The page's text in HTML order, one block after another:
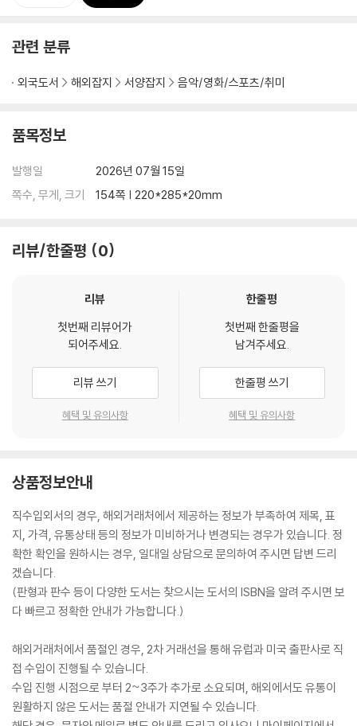
관련 분류
외국도서 해외잡지 서양잡지 음악/영화/스포츠/취미
품목정보
발행일
2026년 07월 15일
쪽수, 무게, 크기
154쪽 | 220*285*20mm
리뷰/한줄평 0
리뷰
첫번째 리뷰어가
되어주세요.
리뷰 쓰기
혜택 및 유의사항
한줄평
첫번째 한줄평을
남겨주세요.
한줄평 쓰기
혜택 및 유의사항
상품정보안내
직수입외서의 경우, 해외거래처에서 제공하는 정보가 부족하여 제목, 표
지, 가격, 유통상태 등의 정보가 미비하거나 변경되는 경우가 있습니다. 정
확한 확인을 원하시는 경우, 일대일 상담으로 문의하여 주시면 답변 드리
겠습니다.
(판형과 판수 등이 다양한 도서는 찾으시는 도서의 ISBN을 알려 주시면 보
다 빠르고 정확한 안내가 가능합니다.)
해외거래처에서 품절인 경우, 2차 거래선을 통해 유럽과 미국 출판사로 직
접 수입이 진행될 수 있습니다.
수입 진행 시점으로 부터 2~3주가 추가로 소요되며, 해외에서도 유통이
원활하지 않은 도서는 품절 안내가 지연될 수 있습니다.